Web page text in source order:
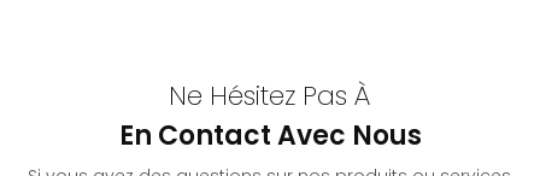
Ne Hésitez Pas À
En Contact Avec Nous